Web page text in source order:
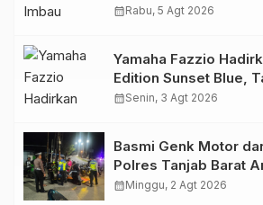
Migas Demi
calendar_monthRabu, 5 Agt 2026
Yamaha Fazzio
Edition Sunset Blue,
Retro Summer yang
calendar_monthSenin, 3 Agt 2026
Basmi Genk Motor
Polres Tanjab Barat
Kendaraan
calendar_monthMinggu, 2 Agt 2026